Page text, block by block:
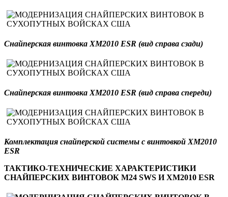
Снайперская винтовка ХМ2010 ESR (вид справа сзади)
Снайперская винтовка ХМ2010 ESR (вид справа спереди)
Комплектация снайперской системы с винтовкой ХМ2010
ESR
ТАКТИКО-ТЕХНИЧЕСКИЕ ХАРАКТЕРИСТИКИ
СНАЙПЕРСКИХ ВИНТОВОК М24 SWS И ХМ2010 ESR